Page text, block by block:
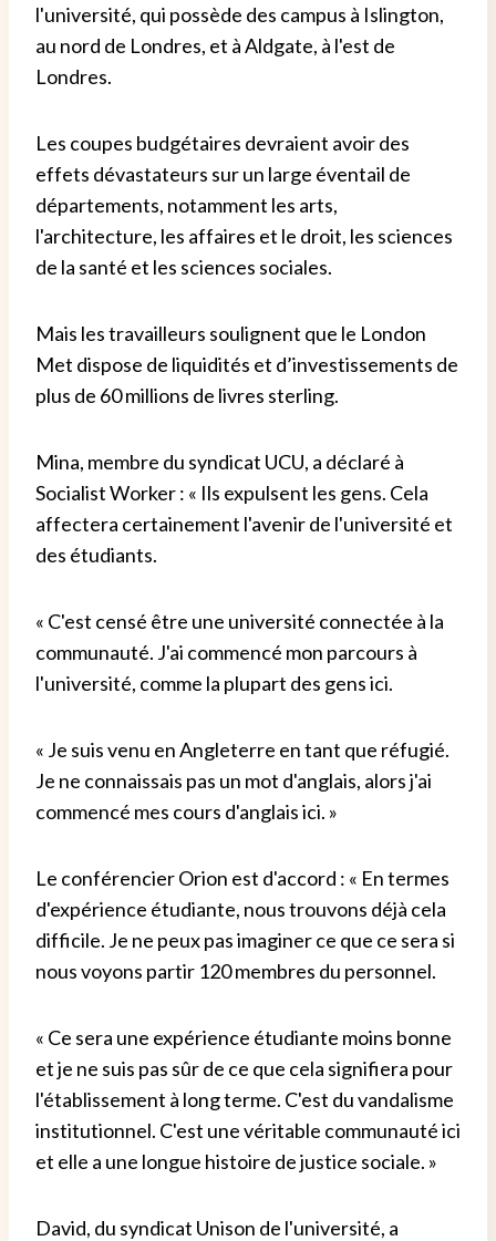
l'université, qui possède des campus à Islington,
au nord de Londres, et à Aldgate, à l'est de
Londres.
Les coupes budgétaires devraient avoir des
effets dévastateurs sur un large éventail de
départements, notamment les arts,
l'architecture, les affaires et le droit, les sciences
de la santé et les sciences sociales.
Mais les travailleurs soulignent que le London
Met dispose de liquidités et d’investissements de
plus de 60 millions de livres sterling.
Mina, membre du syndicat UCU, a déclaré à
Socialist Worker : « Ils expulsent les gens. Cela
affectera certainement l'avenir de l'université et
des étudiants.
« C'est censé être une université connectée à la
communauté. J'ai commencé mon parcours à
l'université, comme la plupart des gens ici.
« Je suis venu en Angleterre en tant que réfugié.
Je ne connaissais pas un mot d'anglais, alors j'ai
commencé mes cours d'anglais ici. »
Le conférencier Orion est d'accord : « En termes
d'expérience étudiante, nous trouvons déjà cela
difficile. Je ne peux pas imaginer ce que ce sera si
nous voyons partir 120 membres du personnel.
« Ce sera une expérience étudiante moins bonne
et je ne suis pas sûr de ce que cela signifiera pour
l'établissement à long terme. C'est du vandalisme
institutionnel. C'est une véritable communauté ici
et elle a une longue histoire de justice sociale. »
David, du syndicat Unison de l'université, a